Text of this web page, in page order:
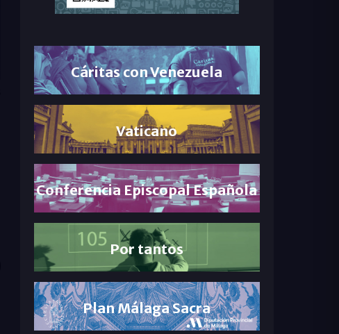
Cáritas con Venezuela
Vaticano
Conferencia Episcopal Española
Por tantos
Plan Málaga Sacra